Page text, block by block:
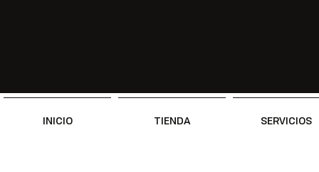
INICIO TIENDA SERVICIOS